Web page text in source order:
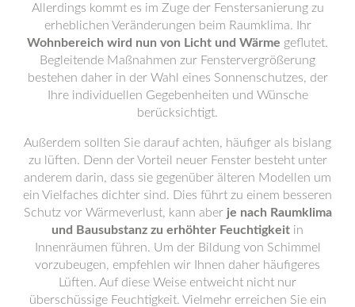
Allerdings kommt es im Zuge der Fenstersanierung zu
erheblichen Veränderungen beim Raumklima. Ihr
Wohnbereich wird nun von Licht und Wärme geflutet.
Begleitende Maßnahmen zur Fenstervergrößerung
bestehen daher in der Wahl eines Sonnenschutzes, der
Ihre individuellen Gegebenheiten und Wünsche
berücksichtigt.
Außerdem sollten Sie darauf achten, häufiger als bislang
zu lüften. Denn der Vorteil neuer Fenster besteht unter
anderem darin, dass sie gegenüber älteren Modellen um
ein Vielfaches dichter sind. Dies führt zu einem besseren
Schutz vor Wärmeverlust, kann aber je nach Raumklima
und Bausubstanz zu erhöhter Feuchtigkeit in
Innenräumen führen. Um der Bildung von Schimmel
vorzubeugen, empfehlen wir Ihnen daher häufigeres
Lüften. Auf diese Weise entweicht nicht nur
überschüssige Feuchtigkeit. Vielmehr erreichen Sie ein